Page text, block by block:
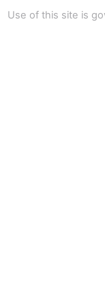
Use of this site is